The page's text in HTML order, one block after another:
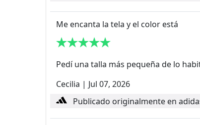
Me encanta la tela y el color está
Pedí una talla más pequeña de lo
Cecilia | Jul 07, 2026
Publicado originalmente en